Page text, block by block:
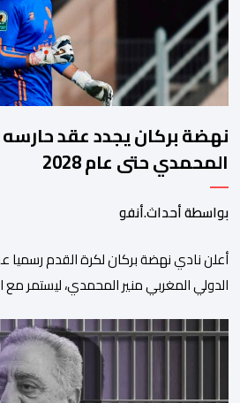
نهضة بركان يجدد عقد حارسه
المحمدي حتى عام 2028
بواسطة أحداث.أنفو
​أعلن نادي نهضة بركان لكرة القدم
الدولي المغربي منير المحمدي، ليستمر مع
على منصات التواصل الاجتماعي، مصحوبا
إشارة إلى رغبة الإدارة في الحفاظ على